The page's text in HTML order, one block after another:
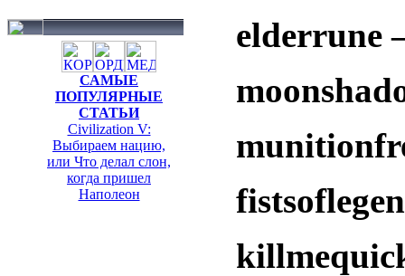
САМЫЕ
ПОПУЛЯРНЫЕ
СТАТЬИ
Civilization V:
Выбираем нацию,
или Что делал слон,
когда пришел
Наполеон
elderrune